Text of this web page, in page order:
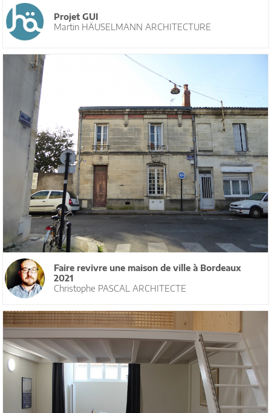
Projet GUI
Martin HÄUSELMANN ARCHITECTURE
Faire revivre une maison de ville à Bordeaux
2021
Christophe PASCAL ARCHITECTE